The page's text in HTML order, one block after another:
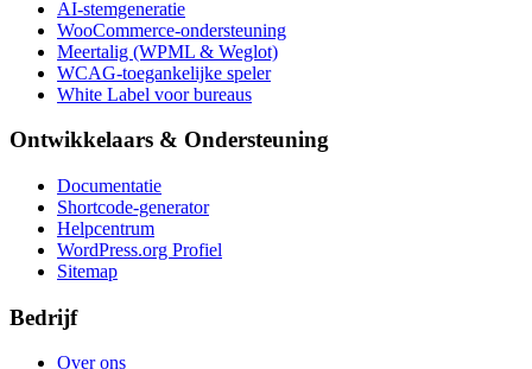
AI-stemgeneratie
WooCommerce-ondersteuning
Meertalig (WPML & Weglot)
WCAG-toegankelijke speler
White Label voor bureaus
Ontwikkelaars & Ondersteuning
Documentatie
Shortcode-generator
Helpcentrum
WordPress.org Profiel
Sitemap
Bedrijf
Over ons